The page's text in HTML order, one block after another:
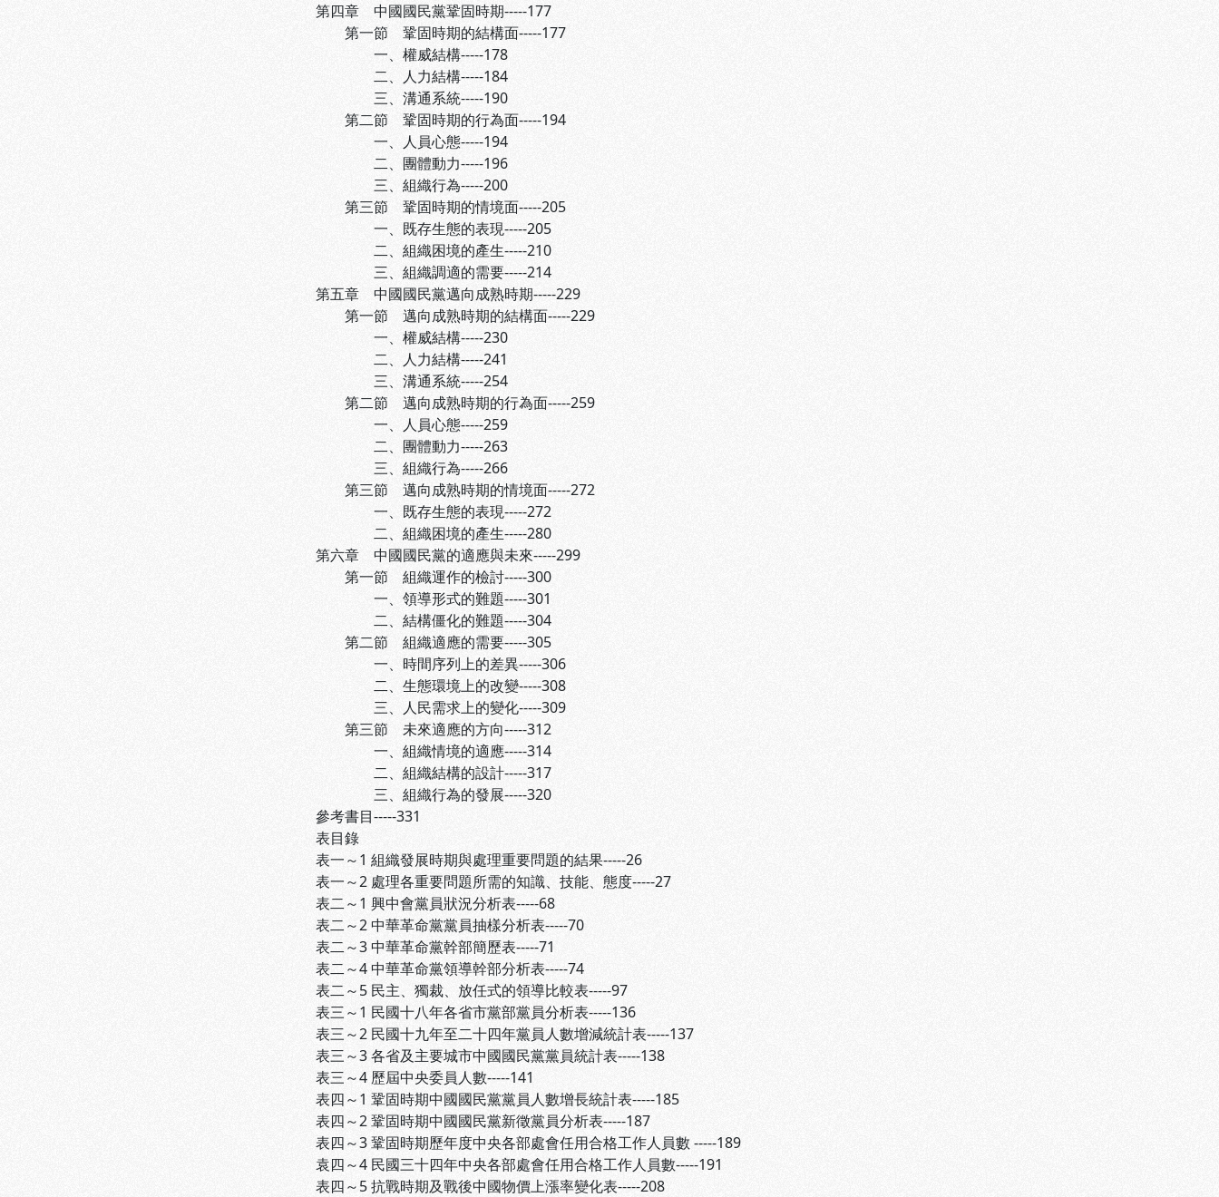
第四章 中國國民黨鞏固時期-----177
第一節 鞏固時期的結構面-----177
一、權威結構-----178
二、人力結構-----184
三、溝通系統-----190
第二節 鞏固時期的行為面-----194
一、人員心態-----194
二、團體動力-----196
三、組織行為-----200
第三節 鞏固時期的情境面-----205
一、既存生態的表現-----205
二、組織困境的產生-----210
三、組織調適的需要-----214
第五章 中國國民黨邁向成熟時期-----229
第一節 邁向成熟時期的結構面-----229
一、權威結構-----230
二、人力結構-----241
三、溝通系統-----254
第二節 邁向成熟時期的行為面-----259
一、人員心態-----259
二、團體動力-----263
三、組織行為-----266
第三節 邁向成熟時期的情境面-----272
一、既存生態的表現-----272
二、組織困境的產生-----280
第六章 中國國民黨的適應與未來-----299
第一節 組織運作的檢討-----300
一、領導形式的難題-----301
二、結構僵化的難題-----304
第二節 組織適應的需要-----305
一、時間序列上的差異-----306
二、生態環境上的改變-----308
三、人民需求上的變化-----309
第三節 未來適應的方向-----312
一、組織情境的適應-----314
二、組織結構的設計-----317
三、組織行為的發展-----320
參考書目-----331
表目錄
表一～1 組織發展時期與處理重要問題的結果-----26
表一～2 處理各重要問題所需的知識、技能、態度-----27
表二～1 興中會黨員狀況分析表-----68
表二～2 中華革命黨黨員抽樣分析表-----70
表二～3 中華革命黨幹部簡歷表-----71
表二～4 中華革命黨領導幹部分析表-----74
表二～5 民主、獨裁、放任式的領導比較表-----97
表三～1 民國十八年各省市黨部黨員分析表-----136
表三～2 民國十九年至二十四年黨員人數增減統計表-----137
表三～3 各省及主要城市中國國民黨黨員統計表-----138
表三～4 歷屆中央委員人數-----141
表四～1 鞏固時期中國國民黨黨員人數增長統計表-----185
表四～2 鞏固時期中國國民黨新徵黨員分析表-----187
表四～3 鞏固時期歷年度中央各部處會任用合格工作人員數 -----189
袁四～4 民國三十四年中央各部處會任用合格工作人員數-----191
表四～5 抗戰時期及戰後中國物價上漲率變化表-----208